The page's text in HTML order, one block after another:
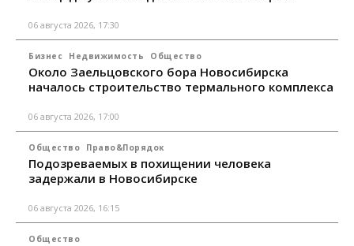
06 августа 2026, 17:30
Бизнес Недвижимость Общество
Около Заельцовского бора Новосибирска
началось строительство термального комплекса
06 августа 2026, 17:00
Общество Право&Порядок
Подозреваемых в похищении человека
задержали в Новосибирске
06 августа 2026, 16:15
Общество